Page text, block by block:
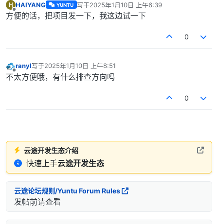
H
离线
HAIYANG YUNTU 写于2025年1月10日 上午6:39
最后由 编辑
方便的话，把项目发一下，我这边试一下
0
离线
ranyl写于2025年1月10日 上午8:51
最后由 编辑
不太方便哦，有什么排查方向吗
0
云途开发生态介绍
快速上手云途开发生态
云途论坛规则/Yuntu Forum Rules
发帖前请查看